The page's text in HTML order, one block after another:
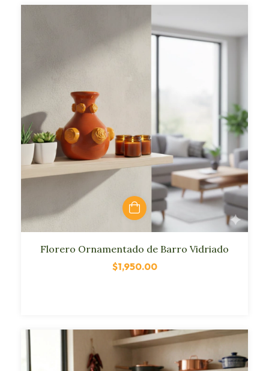
Florero Ornamentado de Barro Vidriado
$1,950.00